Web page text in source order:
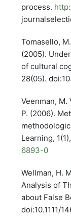
process.
Tomasello,
(2005).
of cultural
28(05).
Veenman, M.
P. (2006).
Learning,
6893-0
Wellman, H.
Analysis of
about False
doi:10.1111/